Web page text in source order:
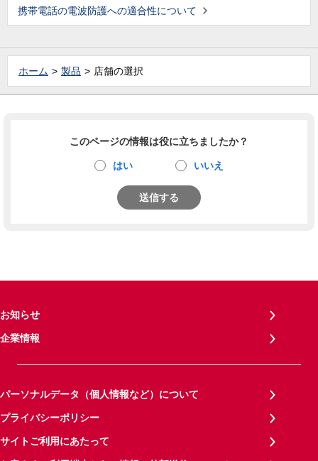
携帯電話の電波防護への適合性について
ホーム 製品 店舗の選択
このページの情報は役に立ちましたか？
はい いいえ
送信する
お知らせ
企業情報
パーソナルデータ（個人情報など）について
プライバシーポリシー
サイトご利用にあたって